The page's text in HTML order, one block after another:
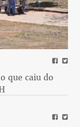
que caiu do